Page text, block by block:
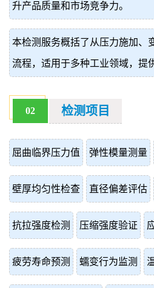
升产品质量和市场竞争力。
本检测服务概括了从压力施加、
流程，适用于多种工业领域，提
02 检测项目
屈曲临界压力值 弹性模量测量
壁厚均匀性检查 直径偏差评估
抗拉强度检测 压缩强度验证
疲劳寿命预测 蠕变行为监测